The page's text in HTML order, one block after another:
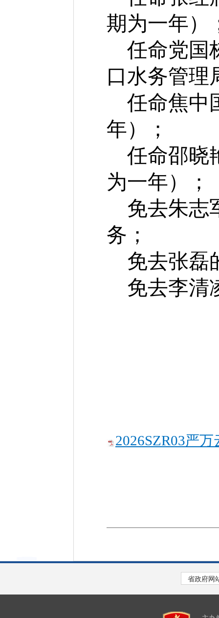
期为一年）
任命党国
口水务管理
任命焦中
年）；
任命邵晓
为一年）；
免去朱志
务；
免去张磊
免去李清
2026SZR03严